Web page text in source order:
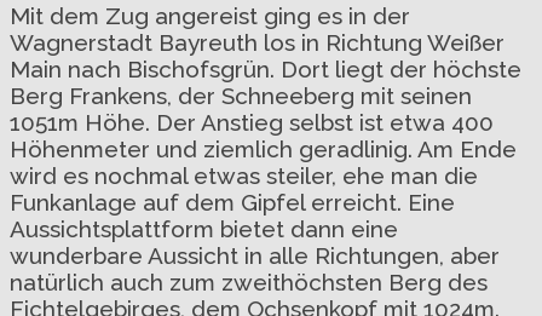
Mit dem Zug angereist ging es in der
Wagnerstadt Bayreuth los in Richtung Weißer
Main nach Bischofsgrün. Dort liegt der höchste
Berg Frankens, der Schneeberg mit seinen
1051m Höhe. Der Anstieg selbst ist etwa 400
Höhenmeter und ziemlich geradlinig. Am Ende
wird es nochmal etwas steiler, ehe man die
Funkanlage auf dem Gipfel erreicht. Eine
Aussichtsplattform bietet dann eine
wunderbare Aussicht in alle Richtungen, aber
natürlich auch zum zweithöchsten Berg des
Fichtelgebirges, dem Ochsenkopf mit 1024m.